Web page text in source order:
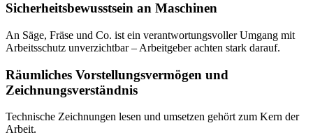
Sicherheitsbewusstsein an Maschinen
An Säge, Fräse und Co. ist ein verantwortungsvoller Umgang mit
Arbeitsschutz unverzichtbar – Arbeitgeber achten stark darauf.
Räumliches Vorstellungsvermögen und
Zeichnungsverständnis
Technische Zeichnungen lesen und umsetzen gehört zum Kern der
Arbeit.